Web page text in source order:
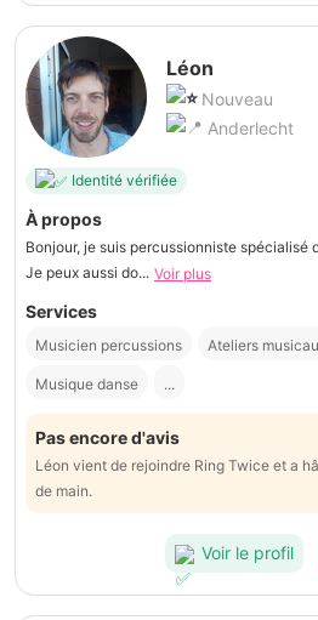
Léon
Nouveau
Anderlecht
Identité vérifiée
À propos
Bonjour, je suis percussionniste spécialisé
Je peux aussi do... Voir plus
Services
Musicien percussions Ateliers
Musique danse ...
Pas encore d'avis
Léon vient de rejoindre Ring Twice et a
de main.
Voir le profil